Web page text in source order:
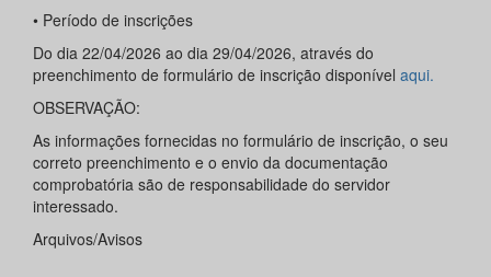
• Período de inscrições
Do dia 22/04/2026 ao dia 29/04/2026, através do
preenchimento de formulário de inscrição disponível aqui.
OBSERVAÇÃO:
As informações fornecidas no formulário de inscrição, o seu
correto preenchimento e o envio da documentação
comprobatória são de responsabilidade do servidor
interessado.
Arquivos/Avisos